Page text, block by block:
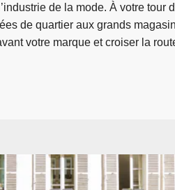
de la mode. À votre tour
de quartier aux grands
votre marque et croiser la